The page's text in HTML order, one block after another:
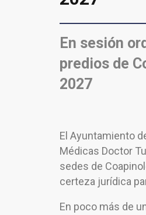
En sesión
predios de
2027
El Ayuntamiento
Médicas Doctor
sedes de
certeza jurídica
En poco más de